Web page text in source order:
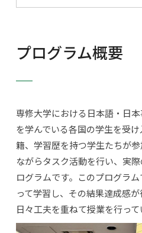
プログラム概要
専修大学における日本語・日
を学んでいる各国の学生を受
籍、学習歴を持つ学生たちが
ながらタスク活動を行い、実
ログラムです。このプログラ
って学習し、その結果達成感
日々工夫を重ねて授業を行って